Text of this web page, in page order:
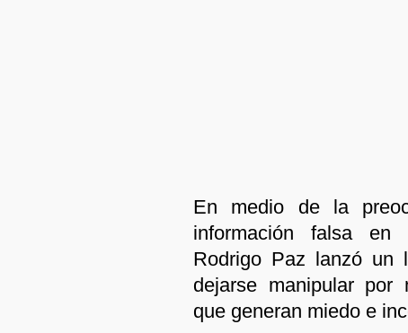
En medio de la
información falsa en
Rodrigo Paz lanzó un
dejarse manipular por
que generan miedo e